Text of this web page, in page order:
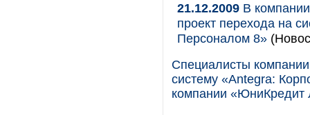
21.12.2009 В
проект перехода на
Персоналом 8»
Специалисты
систему «Antegra:
компании «ЮниКредит